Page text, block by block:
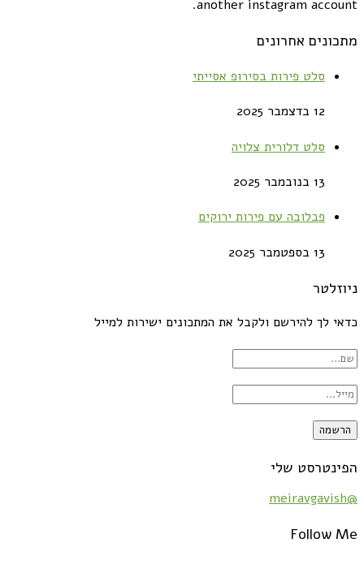
another instagram account.
מתכונים אחרונים
סלט פירות בסירופ אסייתי
12 בדצמבר 2025
סלט דלורית צלויה
13 בנובמבר 2025
פבלובה עם פירות ירוקים
13 בספטמבר 2025
ניוזלטר
כדאי לך להירשם ולקבל את המתכונים ישירות למייל
הפינטרסט שלי
@meiravgavish
Follow Me